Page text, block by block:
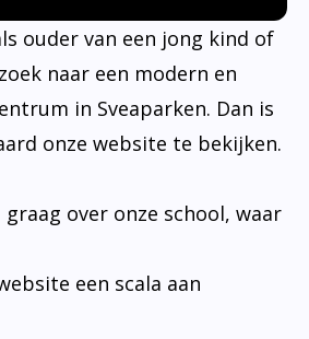
ouder van een jong kind of
naar een modern en
in Sveaparken. Dan is
onze website te bekijken.
over onze school, waar
een scala aan